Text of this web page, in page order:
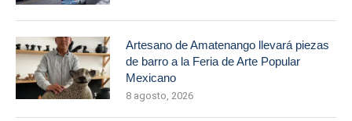
Artesano de Amatenango llevará piezas
de barro a la Feria de Arte Popular
Mexicano
8 agosto, 2026